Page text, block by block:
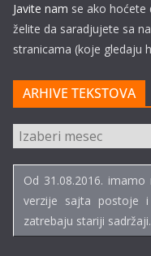
Javite nam se ako hoćete
želite da saradjujete sa
stranicama (koje gledaju
ARHIVE TEKSTOVA
ARHIVE
TEKSTOVA
Od 31.08.2016.
verzije sajta postoje i
zatrebaju stariji